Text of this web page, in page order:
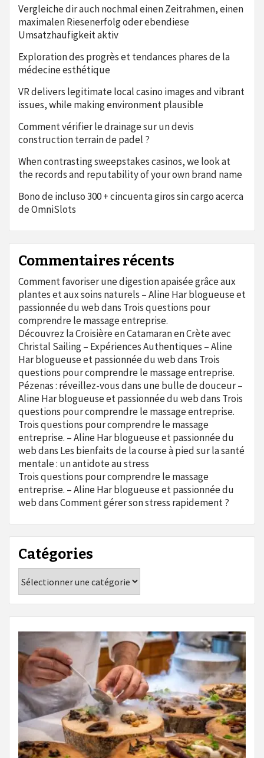
Vergleiche dir auch nochmal einen Zeitrahmen, einen
maximalen Riesenerfolg oder ebendiese
Umsatzhaufigkeit aktiv
Exploration des progrès et tendances phares de la
médecine esthétique
VR delivers legitimate local casino images and vibrant
issues, while making environment plausible
Comment vérifier le drainage sur un devis
construction terrain de padel ?
When contrasting sweepstakes casinos, we look at
the records and reputability of your own brand name
Bono de incluso 300 + cincuenta giros sin cargo acerca
de OmniSlots
Commentaires récents
Comment favoriser une digestion apaisée grâce aux
plantes et aux soins naturels – Aline Har blogueuse et
passionnée du webdans Trois questions pour
comprendre le massage entreprise.
Découvrez la Croisière en Catamaran en Crète avec
Christal Sailing – Expériences Authentiques – Aline
Har blogueuse et passionnée du webdans Trois
questions pour comprendre le massage entreprise.
Pézenas : réveillez-vous dans une bulle de douceur –
Aline Har blogueuse et passionnée du webdans Trois
questions pour comprendre le massage entreprise.
Trois questions pour comprendre le massage
entreprise. – Aline Har blogueuse et passionnée du
webdans Les bienfaits de la course à pied sur la santé
mentale : un antidote au stress
Trois questions pour comprendre le massage
entreprise. – Aline Har blogueuse et passionnée du
webdansComment gérer son stress rapidement ?
Catégories